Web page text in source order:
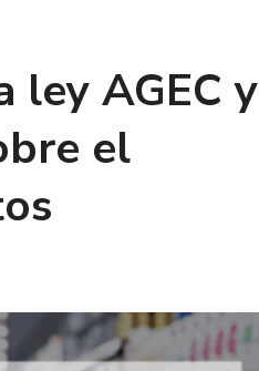
ley AGEC y
el